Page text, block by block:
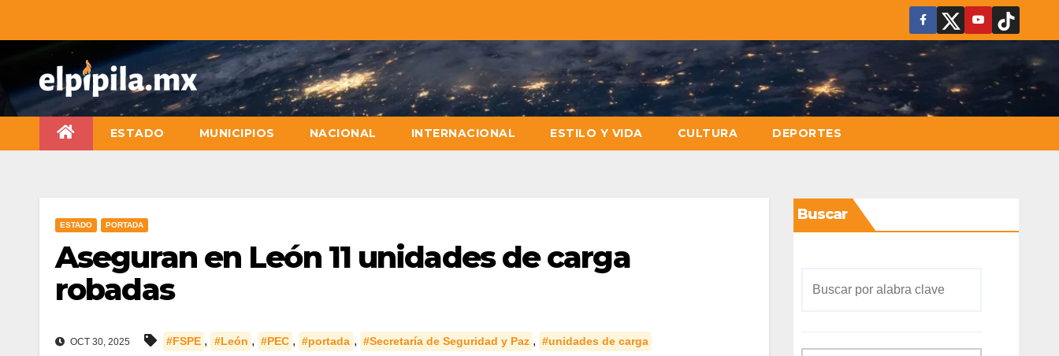
ESTADO MUNICIPIOS NACIONAL INTERNACIONAL ESTILO Y VIDA CULTURA DEPORTES
ESTADO PORTADA
Aseguran en León 11 unidades de carga
robadas
OCT 30, 2025 #FSPE , #León , #PEC , #portada , #Secretaría de Seguridad y Paz , #unidades de carga
Buscar